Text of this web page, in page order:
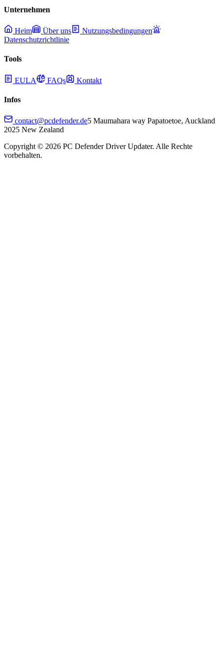
Unternehmen
Heim Über uns
Nutzungsbedingungen
Datenschutzrichtlinie
Tools
EULA FAQs Kontakt
Infos
contact@pcdefender.de5 Maumahara way Papatoetoe, Auckland
2025 New Zealand
Copyright © 2026 PC Defender Driver Updater. Alle Rechte
vorbehalten.